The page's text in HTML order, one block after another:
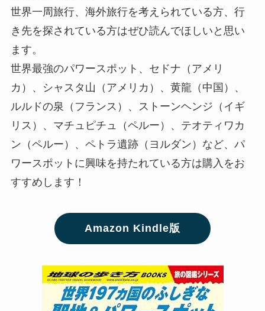
世界一周旅行、海外旅行を考えられている方、行
き先を探されている方はぜひ読んでほしいと思い
ます。
世界最強のパワースポット、セドナ（アメリ
カ）、シャスタ山（アメリカ）、黄龍（中国）、
ルルドの泉（フランス）、ストーンヘンジ（イギ
リス）、マチュピチュ（ペルー）、テオティワカ
ン（ペルー）、ペトラ遺跡（ヨルダン）など、パ
ワースポットに興味を持たれている方は購入をお
すすめします！
Amazon Kindle版